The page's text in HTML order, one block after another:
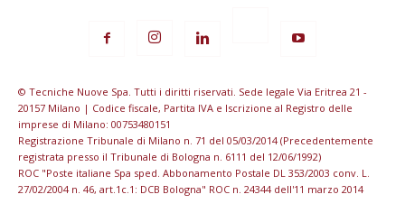
© Tecniche Nuove Spa. Tutti i diritti riservati. Sede legale Via Eritrea 21 -
20157 Milano | Codice fiscale, Partita IVA e Iscrizione al Registro delle
imprese di Milano: 00753480151
Registrazione Tribunale di Milano n. 71 del 05/03/2014 (Precedentemente
registrata presso il Tribunale di Bologna n. 6111 del 12/06/1992)
ROC "Poste italiane Spa sped. Abbonamento Postale DL 353/2003 conv. L.
27/02/2004 n. 46, art.1c.1: DCB Bologna" ROC n. 24344 dell'11 marzo 2014